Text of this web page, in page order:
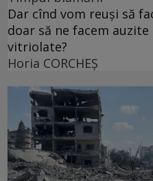
Dar cînd vom reuși să
doar să ne facem
vitriolate?
Horia CORCHEŞ